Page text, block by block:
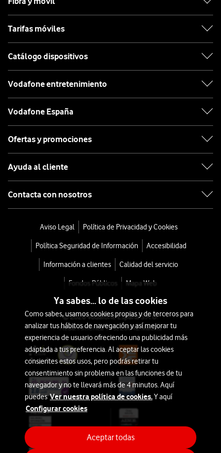
Tarifas móviles
Catálogo dispositivos
Vodafone entretenimiento
Vodafone España
Ofertas y promociones
Ayuda al cliente
Contacta con nosotros
Aviso Legal Política de Privacidad y Cookies
Política Seguridad de Información Accesibilidad
Información a clientes Calidad del servicio
Fondos Públicos Mapa Web
© 2026 Vodafone España S.A.U.
Avda. América 115, 28042 Madrid
Ya sabes... lo de las cookies
Como sabes, usamos cookies propias y de terceros para
analizar tus hábitos de navegación y así mejorar tu
experiencia de usuario ofreciendo una publicidad más
adaptada a tus preferencia. Al aceptar las cookies
consientes estos usos, pero podrás retirar tu
consentimiento sin problema en las funciones de tu
navegador y no te llevará más de 4 minutos. Aquí
puedesVer nuestra política de cookies.Y aquí
Configurar cookies
Aceptar todas